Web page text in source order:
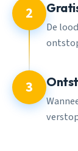
2
De
3